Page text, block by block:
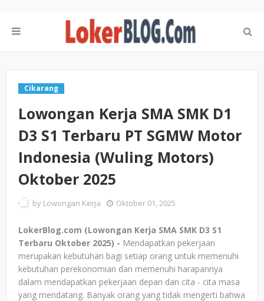
Cikarang
Lowongan Kerja SMA SMK D1
D3 S1 Terbaru PT SGMW Motor
Indonesia (Wuling Motors)
Oktober 2025
by Lowongan Kerja Oktober 01, 2025
LokerBlog.com (Lowongan Kerja SMA SMK D3 S1
Terbaru Oktober 2025) - Mendapatkan pekerjaan
merupakan kebutuhan bagi setiap orang untuk memenuhi
kebutuhan perekonomian dan memenuhi harapannya
dalam mendapatkan pekerjaan depan dan cita - cita masa
yang mendatang. Banyak orang yang tidak mengerti bahwa